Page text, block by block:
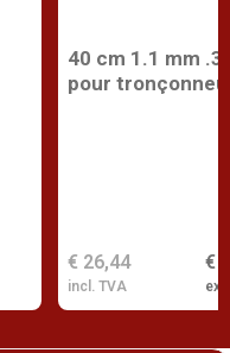
40 cm 1.1 mm
pour
€
€ 26,44
incl. TVA